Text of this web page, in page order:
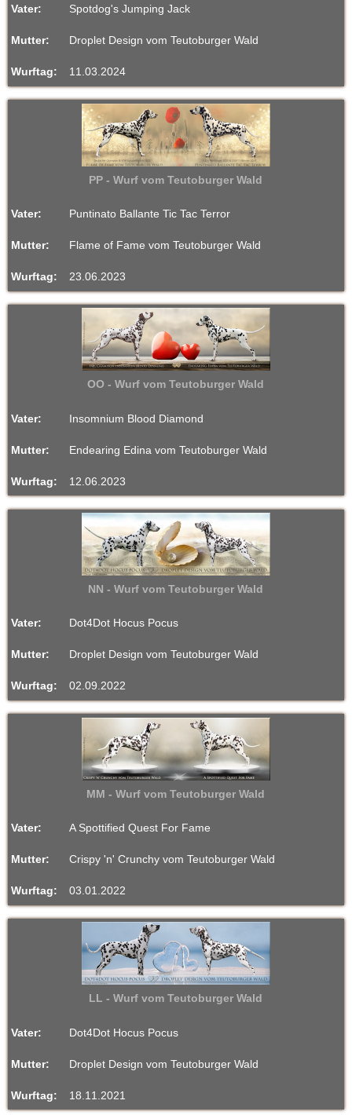
p
e
n
-
Z
u
c
s
e
i
t
Vater: Spotdog's Jumping Jack
Mutter: Droplet Design vom Teutoburger Wald
Wurftag: 11.03.2024
PP - Wurf vom Teutoburger Wald
Vater: Puntinato Ballante Tic Tac Terror
Mutter: Flame of Fame vom Teutoburger Wald
Wurftag: 23.06.2023
OO - Wurf vom Teutoburger Wald
Vater: Insomnium Blood Diamond
Mutter: Endearing Edina vom Teutoburger Wald
Wurftag: 12.06.2023
NN - Wurf vom Teutoburger Wald
Vater: Dot4Dot Hocus Pocus
Mutter: Droplet Design vom Teutoburger Wald
Wurftag: 02.09.2022
MM - Wurf vom Teutoburger Wald
Vater: A Spottified Quest For Fame
Mutter: Crispy 'n' Crunchy vom Teutoburger Wald
Wurftag: 03.01.2022
LL - Wurf vom Teutoburger Wald
Vater: Dot4Dot Hocus Pocus
Mutter: Droplet Design vom Teutoburger Wald
Wurftag: 18.11.2021